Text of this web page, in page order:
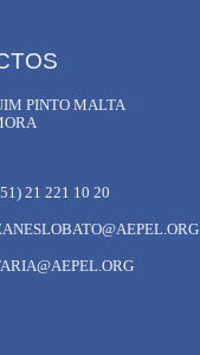
21 221 10 20
PINTO MALTA